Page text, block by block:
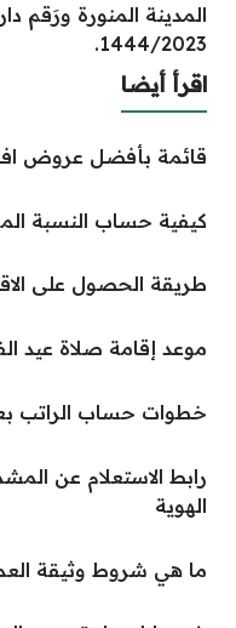
المدينة المنورة ورَقم
1444/2023.
اقرأ أيضا
قائمة بأفضل عروض افطار
كيفية حساب النسبة
طريقة الحصول على
موعد إقامة صلاة عيد
خطوات حساب الراتب
رابط الاستعلام عن
الهوية
ما هي شروط وثيقة